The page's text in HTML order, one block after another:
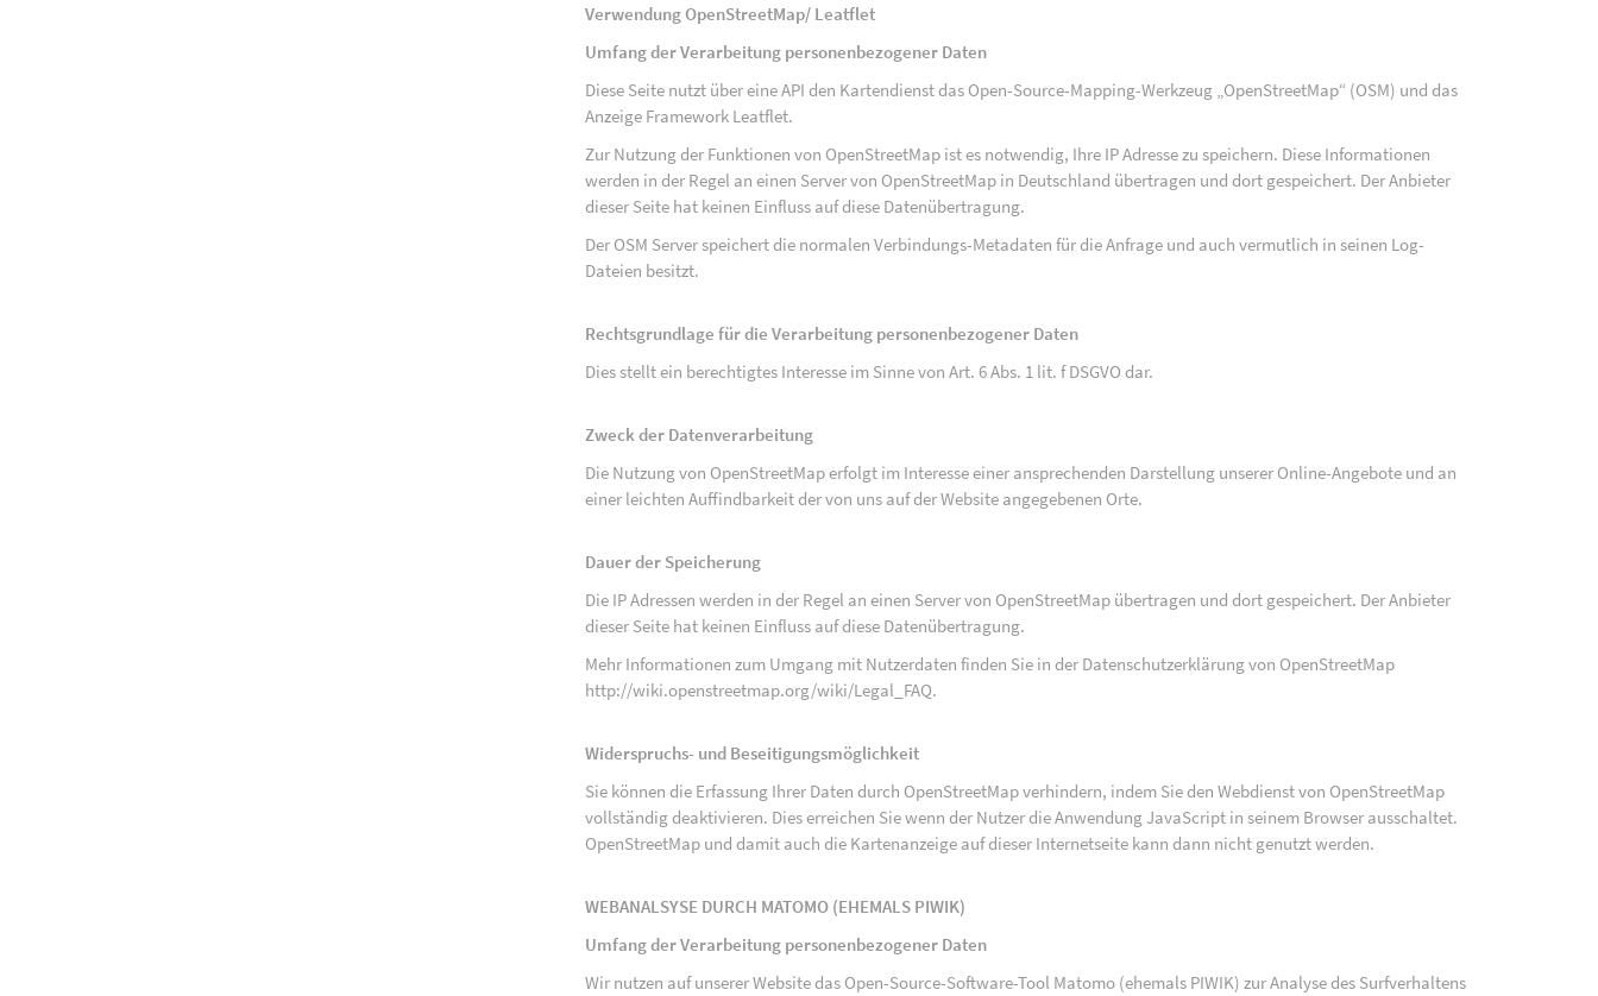
Verwendung OpenStreetMap/ Leatflet
Umfang der Verarbeitung personenbezogener Daten
Diese Seite nutzt über eine API den Kartendienst das Open-Source-Mapping-Werkzeug „OpenStreetMap“ (OSM) und das
Anzeige Framework Leatflet.
Zur Nutzung der Funktionen von OpenStreetMap ist es notwendig, Ihre IP Adresse zu speichern. Diese Informationen
werden in der Regel an einen Server von OpenStreetMap in Deutschland übertragen und dort gespeichert. Der Anbieter
dieser Seite hat keinen Einfluss auf diese Datenübertragung.
Der OSM Server speichert die normalen Verbindungs-Metadaten für die Anfrage und auch vermutlich in seinen Log-
Dateien besitzt.
Rechtsgrundlage für die Verarbeitung personenbezogener Daten
Dies stellt ein berechtigtes Interesse im Sinne von Art. 6 Abs. 1 lit. f DSGVO dar.
Zweck der Datenverarbeitung
Die Nutzung von OpenStreetMap erfolgt im Interesse einer ansprechenden Darstellung unserer Online-Angebote und an
einer leichten Auffindbarkeit der von uns auf der Website angegebenen Orte.
Dauer der Speicherung
Die IP Adressen werden in der Regel an einen Server von OpenStreetMap übertragen und dort gespeichert. Der Anbieter
dieser Seite hat keinen Einfluss auf diese Datenübertragung.
Mehr Informationen zum Umgang mit Nutzerdaten finden Sie in der Datenschutzerklärung von OpenStreetMap
http://wiki.openstreetmap.org/wiki/Legal_FAQ.
Widerspruchs- und Beseitigungsmöglichkeit
Sie können die Erfassung Ihrer Daten durch OpenStreetMap verhindern, indem Sie den Webdienst von OpenStreetMap
vollständig deaktivieren. Dies erreichen Sie wenn der Nutzer die Anwendung JavaScript in seinem Browser ausschaltet.
OpenStreetMap und damit auch die Kartenanzeige auf dieser Internetseite kann dann nicht genutzt werden.
WEBANALSYSE DURCH MATOMO (EHEMALS PIWIK)
Umfang der Verarbeitung personenbezogener Daten
Wir nutzen auf unserer Website das Open-Source-Software-Tool Matomo (ehemals PIWIK) zur Analyse des Surfverhaltens